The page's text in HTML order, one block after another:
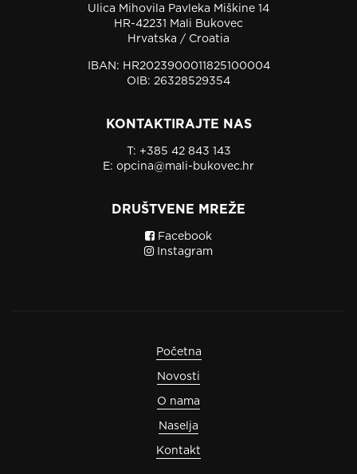
Ulica Mihovila Pavleka Miškine 14
HR-42231 Mali Bukovec
Hrvatska / Croatia
IBAN: HR2023900011825100004
OIB: 26328529354
KONTAKTIRAJTE NAS
T: +385 42 843 143
E: opcina@mali-bukovec.hr
DRUŠTVENE MREŽE
Facebook
Instagram
Početna
Novosti
O nama
Naselja
Kontakt